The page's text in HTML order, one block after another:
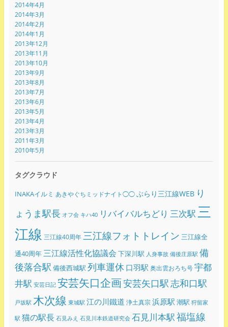
2014年4月
2014年3月
2014年2月
2014年1月
2013年12月
2013年11月
2013年10月
2013年9月
2013年8月
2013年7月
2013年6月
2013年5月
2013年4月
2013年3月
2011年3月
2010年5月
タグクラウド
INAKAイルミ あきやぐちミッドナイト◯◯ ぶらり三江線WEB り
ょうま駅長 オフ会 キハ40 リバイバルちどり 三次駅 三
江線 三江線40周年 三江線フォトトレイン 三江線全
通40周年三江線活性化協議会 下深川駅 人身事故 備後庄原駅 備
後落合駅 備後西城駅 列車運休 口羽駅 奥出雲おろち号 宇都
井駅 安芸日記 安芸矢口企画安芸矢口駅志和口駅
戸坂駅 木次線 東城駅 江の川鐵道 浄土真宗 浜原駅 潮駅 狩留家
駅 猫の駅長 石見みえ 石見川本鉄道研究会 石見川本駅福塩線